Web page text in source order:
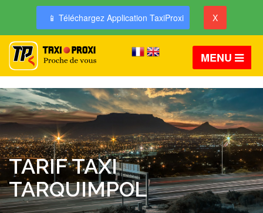
📱 Téléchargez Application TaxiProxi X
MENU
TARIF TAXI
TARQUIMPOL